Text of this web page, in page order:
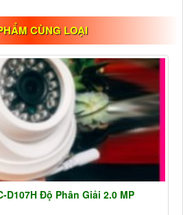
CÙNG LOẠI
D107H Độ Phân Giải 2.0 MP